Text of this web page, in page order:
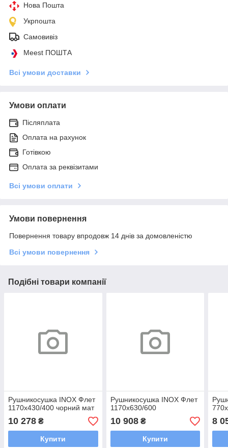
Нова Пошта
Укрпошта
Самовивіз
Meest ПОШТА
Всі умови доставки
Умови оплати
Післяплата
Оплата на рахунок
Готівкою
Оплата за реквізитами
Всі умови оплати
Умови повернення
Повернення товару впродовж 14 днів за домовленістю
Всі умови повернення
Подібні товари компанії
Рушникосушка INOX Флет
1170х430/400 чорний мат
10 278 ₴
Купити
Рушникосушка INOX Флет
1170х630/600
10 908₴
Купити
8